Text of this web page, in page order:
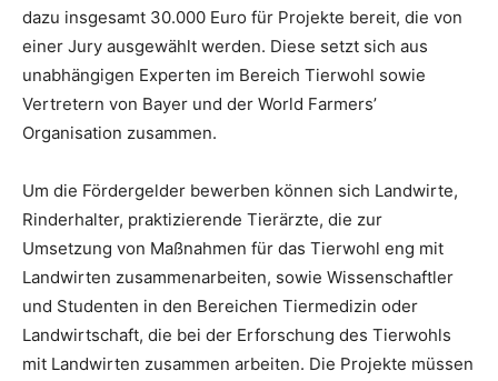
dazu insgesamt 30.000 Euro für Projekte bereit, die von
einer Jury ausgewählt werden. Diese setzt sich aus
unabhängigen Experten im Bereich Tierwohl sowie
Vertretern von Bayer und der World Farmers’
Organisation zusammen.
Um die Fördergelder bewerben können sich Landwirte,
Rinderhalter, praktizierende Tierärzte, die zur
Umsetzung von Maßnahmen für das Tierwohl eng mit
Landwirten zusammenarbeiten, sowie Wissenschaftler
und Studenten in den Bereichen Tiermedizin oder
Landwirtschaft, die bei der Erforschung des Tierwohls
mit Landwirten zusammen arbeiten. Die Projekte müssen